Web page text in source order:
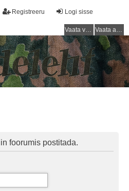
Logi sisse
Registreeru
Vaata vastamata teemasi Vaata aktiivseid teemasid
foorumis postitada.